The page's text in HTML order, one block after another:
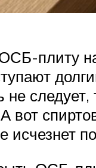
плиту
следует,
вот